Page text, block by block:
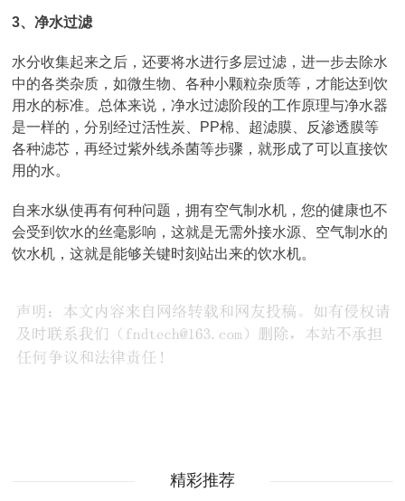
3、净水过滤
水分收集起来之后，还要将水进行多层过滤，进一步去除水
中的各类杂质，如微生物、各种小颗粒杂质等，才能达到饮
用水的标准。总体来说，净水过滤阶段的工作原理与净水器
是一样的，分别经过活性炭、PP棉、超滤膜、反渗透膜等
各种滤芯，再经过紫外线杀菌等步骤，就形成了可以直接饮
用的水。
自来水纵使再有何种问题，拥有空气制水机，您的健康也不
会受到饮水的丝毫影响，这就是无需外接水源、空气制水的
饮水机，这就是能够关键时刻站出来的饮水机。
精彩推荐